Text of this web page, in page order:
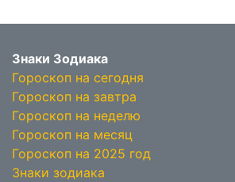
Знаки Зодиака
Гороскоп на сегодня
Гороскоп на завтра
Гороскоп на неделю
Гороскоп на месяц
Гороскоп на 2025 год
Знаки зодиака